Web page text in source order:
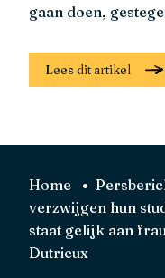
gaan doen,
Lees dit artikel
Home
verzwijgen hun
staat gelijk aan
Dutrieux